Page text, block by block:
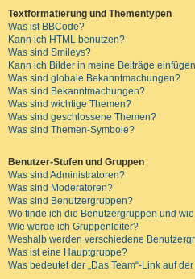
Textformatierung und Thementypen
Was ist BBCode?
Kann ich HTML benutzen?
Was sind Smileys?
Kann ich Bilder in meine Beiträge
Was sind globale Bekanntmachungen?
Was sind Bekanntmachungen?
Was sind wichtige Themen?
Was sind geschlossene Themen?
Was sind Themen-Symbole?
Benutzer-Stufen und Gruppen
Was sind Administratoren?
Was sind Moderatoren?
Was sind Benutzergruppen?
Wo finde ich die Benutzergruppen und
Wie werde ich Gruppenleiter?
Weshalb werden verschiedene
Was ist eine Hauptgruppe?
Was bedeutet der „Das Team“-Link auf